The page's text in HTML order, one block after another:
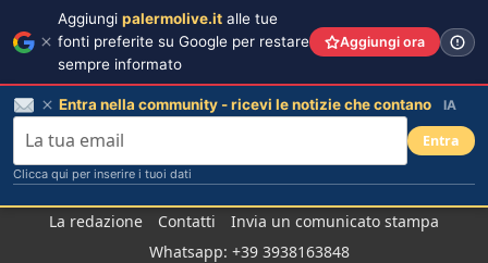
La redazione Contatti
Invia un comunicato stampa
Whatsapp: +39 3938163848
Aggiungi palermolive.it alle tue
fonti preferite su Google per restare
sempre informato
Aggiungi ora
Entra nella community - ricevi le notizie che contano IA
Entra
Clicca qui per inserire i tuoi dati